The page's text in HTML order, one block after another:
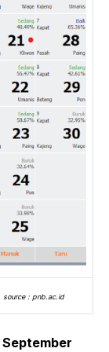
source : pnb.ac.id